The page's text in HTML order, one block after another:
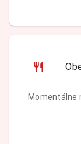
Momentálne